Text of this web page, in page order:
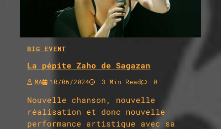
BIG EVENT
La pépite Zaho de Sagazan
MA 10/06/2024 3 Min Read 0
Nouvelle chanson, nouvelle
réalisation et donc nouvelle
performance artistique avec sa